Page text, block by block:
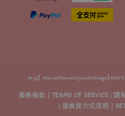
2015┃
服務條款 | TERMS OF SERVICE | 隱
| 退換貨方式流程 |